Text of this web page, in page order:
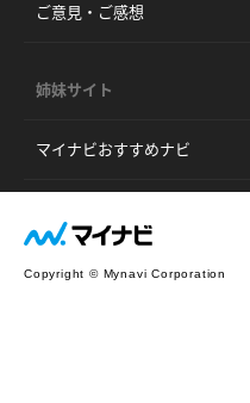
ご意見・ご感想
姉妹サイト
マイナビおすすめナビ
Copyright © Mynavi Corporation